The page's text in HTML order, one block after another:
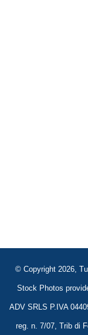
© Copyright 2026,
Stock Photos
ADV SRLS P.IVA
reg. n. 7/07, Trib di